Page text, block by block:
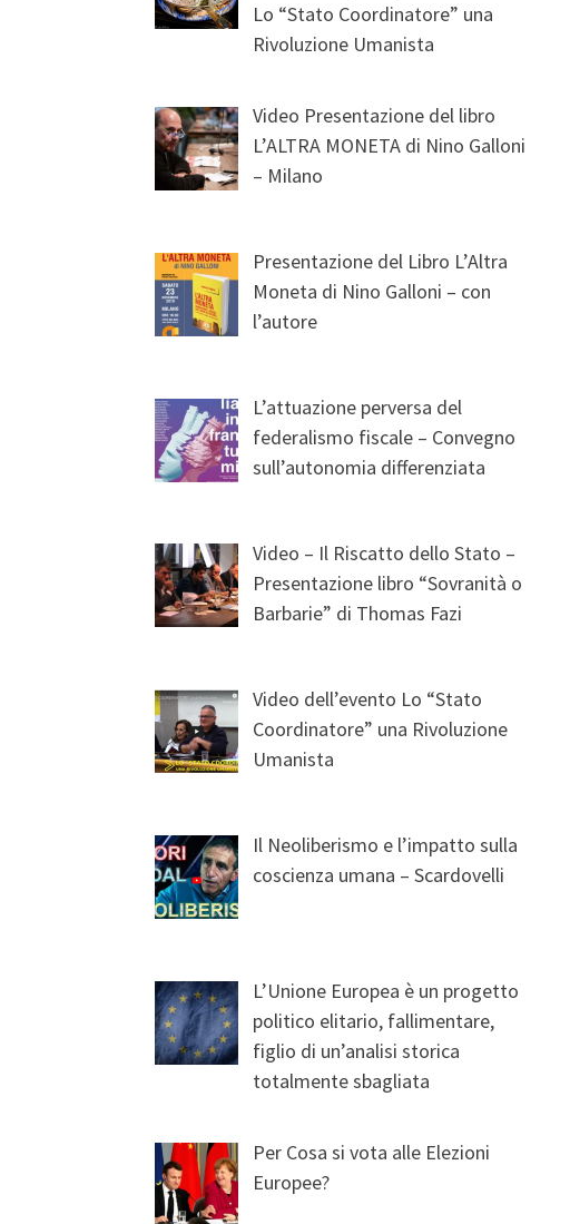
Lo “Stato Coordinatore” una
Rivoluzione Umanista
Video Presentazione del libro
L’ALTRA MONETA di Nino Galloni
– Milano
Presentazione del Libro L’Altra
Moneta di Nino Galloni – con
l’autore
L’attuazione perversa del
federalismo fiscale – Convegno
sull’autonomia differenziata
Video – Il Riscatto dello Stato –
Presentazione libro “Sovranità o
Barbarie” di Thomas Fazi
Video dell’evento Lo “Stato
Coordinatore” una Rivoluzione
Umanista
Il Neoliberismo e l’impatto sulla
coscienza umana – Scardovelli
L’Unione Europea è un progetto
politico elitario, fallimentare,
figlio di un’analisi storica
totalmente sbagliata
Per Cosa si vota alle Elezioni
Europee?